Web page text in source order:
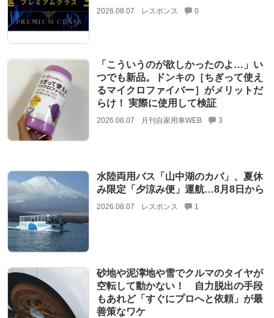
2026.08.07 レスポンス 0
「こういうのが欲しかったのよ…」い
つでも新品。ドンキの［ちぎって使え
るマイクロファイバー］がメリットだ
らけ！ 実際に使用して検証
2026.08.07 月刊自家用車WEB 3
水陸両用バス「山中湖のカバ」、夏休
み限定「夕涼み便」運航…8月8日から
2026.08.07 レスポンス 1
砂地や泥濘地や雪でクルマのタイヤが
空転して動かない！ 自力脱出の手段
もあれど「すぐにプロへと依頼」が最
善策なワケ